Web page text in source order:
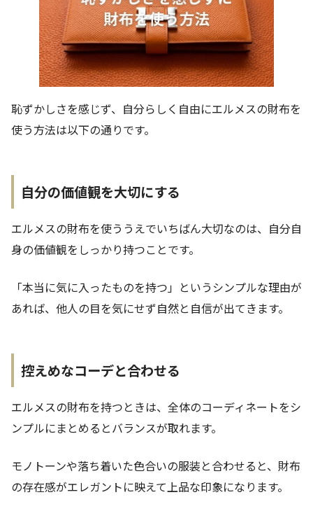
恥ずかしさを感じず、自分らしく自由にエルメスの財布を
使う方法は以下の通りです。
自分の価値観を大切にする
エルメスの財布を使ううえでいちばん大切なのは、自分自
身の価値観をしっかり持つことです。
「本当に気に入ったものを持つ」というシンプルな理由が
あれば、他人の目を気にせず自然と自信が出てきます。
控えめなコーデと合わせる
エルメスの財布を持つときは、全体のコーディネートをシ
ンプルにまとめるとバランスが取れます。
モノトーンや落ち着いた色合いの服装と合わせると、財布
の存在感がエレガントに映えて上品な印象になります。